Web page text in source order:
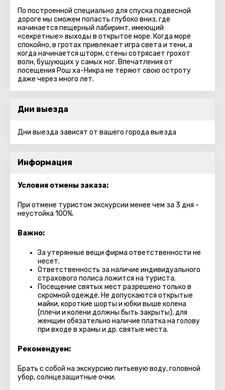
По построенной специально для спуска подвесной
дороге мы сможем попасть глубоко вниз, где
начинается пещерный лабиринт, имеющий
«секретные» выходы в открытое море. Когда море
спокойно, в гротах привлекает игра света и тени, а
когда начинается шторм, стены сотрясает грохот
волн, бушующих у самых ног. Впечатления от
посещения Рош ха-Никра не теряют свою остроту
даже через много лет.
Дни выезда
Дни выезда зависят от вашего города выезда
Информация
Условия отмены заказа:
При отмене туристом экскурсии менее чем за 3 дня -
неустойка 100%.
Важно:
За утерянные вещи фирма ответственности не
несет.
Ответственность за наличие индивидуального
страхового полиса ложится на туриста.
Посещение святых мест разрешено только в
скромной одежде. Не допускаются открытые
майки, короткие шорты и юбки выше колена
(плечи и колени должны быть закрыты), для
женщин обязательно наличие платка на голову
при входе в храмы и др. святые места.
Рекомендуем:
Брать с собой на экскурсию питьевую воду, головной
убор, солнцезащитные очки.